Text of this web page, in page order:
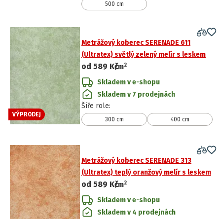
500 cm
VÝPRODEJ
Metrážový koberec SERENADE 611
(Ultratex) světlý zelený melír s leskem
od 589 Kč
/m2
Skladem v e-shopu
Skladem v 7 prodejnách
Šíře role:
300 cm 400 cm
Metrážový koberec SERENADE 313
(Ultratex) teplý oranžový melír s leskem
od 589 Kč
/m2
Skladem v e-shopu
Skladem v 4 prodejnách